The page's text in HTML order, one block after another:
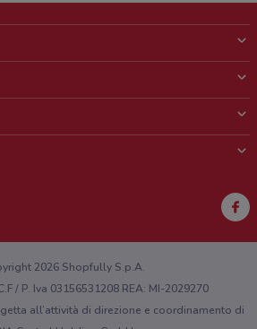
web o sull'app?
2026 Shopfully S.p.A.
/ P. Iva 03156531208 REA: MI-2029270
all’attività di direzione e coordinamento di